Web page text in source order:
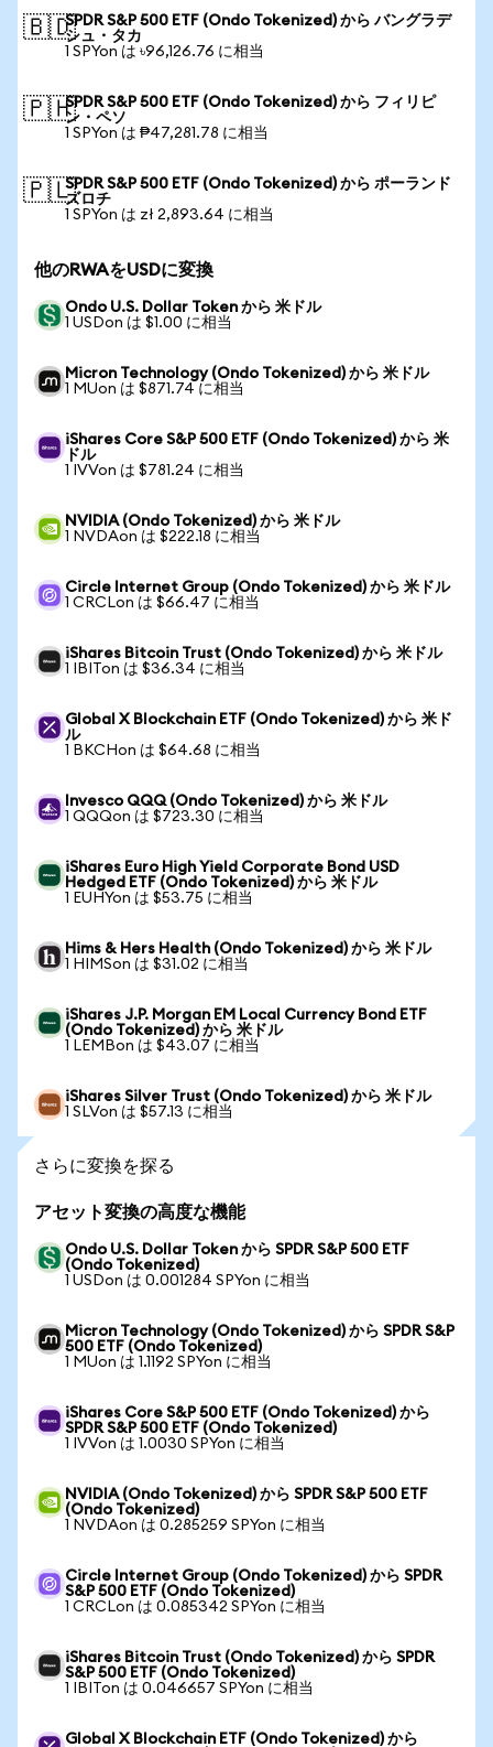
🇧🇩SPDR S&P 500 ETF (Ondo Tokenized) から バングラデ
シュ・タカ
1 SPYon は ৳96,126.76 に相当
🇵🇭SPDR S&P 500 ETF (Ondo Tokenized) から フィリピ
ン・ペソ
1 SPYon は ₱47,281.78 に相当
🇵🇱SPDR S&P 500 ETF (Ondo Tokenized) から ポーランド
ズロチ
1 SPYon は zł 2,893.64 に相当
他のRWAをUSDに変換
Ondo U.S. Dollar Token から 米ドル
1 USDon は $1.00 に相当
Micron Technology (Ondo Tokenized) から 米ドル
1 MUon は $871.74 に相当
iShares Core S&P 500 ETF (Ondo Tokenized) から 米
ドル
1 IVVon は $781.24 に相当
NVIDIA (Ondo Tokenized) から 米ドル
1 NVDAon は $222.18 に相当
Circle Internet Group (Ondo Tokenized) から 米ドル
1 CRCLon は $66.47 に相当
iShares Bitcoin Trust (Ondo Tokenized) から 米ドル
1 IBITon は $36.34 に相当
Global X Blockchain ETF (Ondo Tokenized) から 米ド
ル
1 BKCHon は $64.68 に相当
Invesco QQQ (Ondo Tokenized) から 米ドル
1 QQQon は $723.30 に相当
iShares Euro High Yield Corporate Bond USD
Hedged ETF (Ondo Tokenized) から 米ドル
1 EUHYon は $53.75 に相当
Hims & Hers Health (Ondo Tokenized) から 米ドル
1 HIMSon は $31.02 に相当
iShares J.P. Morgan EM Local Currency Bond ETF
(Ondo Tokenized) から 米ドル
1 LEMBon は $43.07 に相当
iShares Silver Trust (Ondo Tokenized) から 米ドル
1 SLVon は $57.13 に相当
さらに変換を探る
アセット変換の高度な機能
Ondo U.S. Dollar Token から SPDR S&P 500 ETF
(Ondo Tokenized)
1 USDon は 0.001284 SPYon に相当
Micron Technology (Ondo Tokenized) から SPDR S&P
500 ETF (Ondo Tokenized)
1 MUon は 1.1192 SPYon に相当
iShares Core S&P 500 ETF (Ondo Tokenized) から
SPDR S&P 500 ETF (Ondo Tokenized)
1 IVVon は 1.0030 SPYon に相当
NVIDIA (Ondo Tokenized) から SPDR S&P 500 ETF
(Ondo Tokenized)
1 NVDAon は 0.285259 SPYon に相当
Circle Internet Group (Ondo Tokenized) から SPDR
S&P 500 ETF (Ondo Tokenized)
1 CRCLon は 0.085342 SPYon に相当
iShares Bitcoin Trust (Ondo Tokenized) から SPDR
S&P 500 ETF (Ondo Tokenized)
1 IBITon は 0.046657 SPYon に相当
Global X Blockchain ETF (Ondo Tokenized) から